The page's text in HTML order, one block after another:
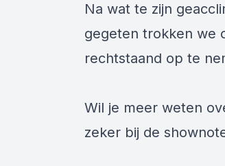
Na wat te zijn
gegeten trokken we
rechtstaand op te
Wil je meer weten
zeker bij de